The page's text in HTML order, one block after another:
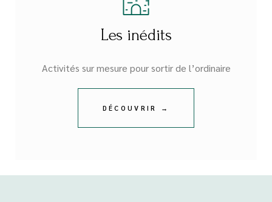
Les inédits
Activités sur mesure pour sortir de l’ordinaire
DÉCOUVRIR →